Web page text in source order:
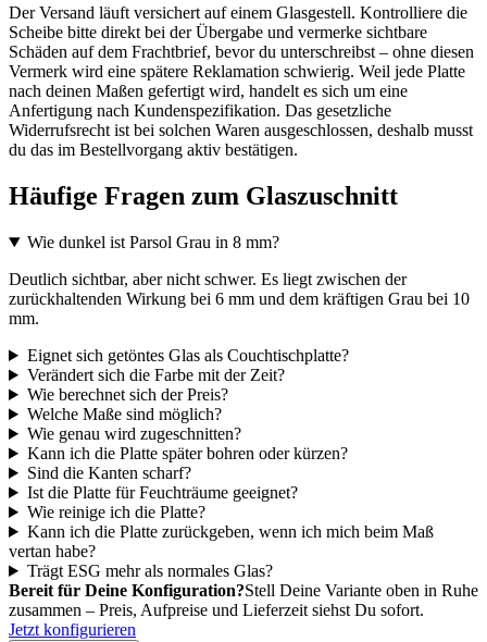
Der Versand läuft versichert auf einem Glasgestell. Kontrolliere die
Scheibe bitte direkt bei der Übergabe und vermerke sichtbare
Schäden auf dem Frachtbrief, bevor du unterschreibst – ohne diesen
Vermerk wird eine spätere Reklamation schwierig. Weil jede Platte
nach deinen Maßen gefertigt wird, handelt es sich um eine
Anfertigung nach Kundenspezifikation. Das gesetzliche
Widerrufsrecht ist bei solchen Waren ausgeschlossen, deshalb musst
du das im Bestellvorgang aktiv bestätigen.
Häufige Fragen zum Glaszuschnitt
Wie dunkel ist Parsol Grau in 8 mm?
Deutlich sichtbar, aber nicht schwer. Es liegt zwischen der
zurückhaltenden Wirkung bei 6 mm und dem kräftigen Grau bei 10
mm.
Eignet sich getöntes Glas als Couchtischplatte?
Verändert sich die Farbe mit der Zeit?
Wie berechnet sich der Preis?
Welche Maße sind möglich?
Wie genau wird zugeschnitten?
Kann ich die Platte später bohren oder kürzen?
Sind die Kanten scharf?
Ist die Platte für Feuchträume geeignet?
Wie reinige ich die Platte?
Kann ich die Platte zurückgeben, wenn ich mich beim Maß
vertan habe?
Trägt ESG mehr als normales Glas?
Bereit für Deine Konfiguration?Stell Deine Variante oben in Ruhe
zusammen – Preis, Aufpreise und Lieferzeit siehst Du sofort.
Jetzt konfigurieren